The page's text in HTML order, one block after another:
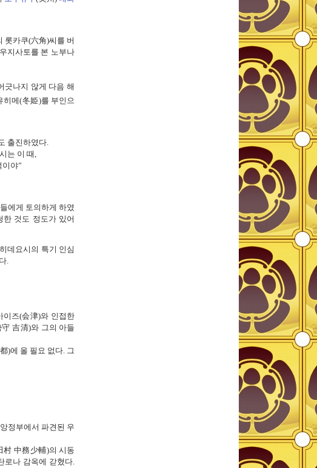
롯카쿠(六角)씨를 버
지사토를 본 노부나
긋나지 않게 다음 해
히메(冬姫)를 부인으
출진하였다.
는 이 때,
야”
에게 토의하게 하였
것도 정도가 있어
데요시의 특기 인심
.
이즈(会津)와 인접한
吉清)와 그의 아들
)에 올 필요 없다. 그
정부에서 파견된 우
村 中務少輔)의 시동
로나 감옥에 갇혔다.